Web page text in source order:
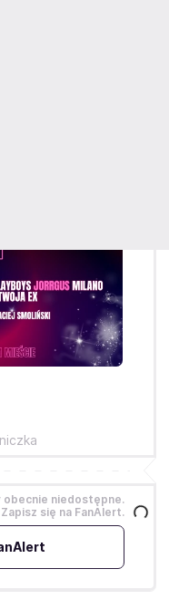
obecnie niedostępne.
Zapisz się na FanAlert.